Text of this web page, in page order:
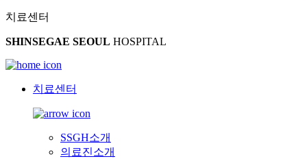
치료센터
SHINSEGAE SEOUL HOSPITAL
치료센터
SSGH소개
의료진소개